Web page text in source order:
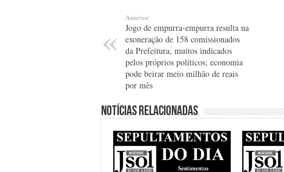
Anterior
Jogo de empurra-empurra resulta na
exoneração de 158 comissionados
da Prefeitura, muitos indicados
pelos próprios políticos; economia
pode beirar meio milhão de reais
por mês
Notícias relacionadas